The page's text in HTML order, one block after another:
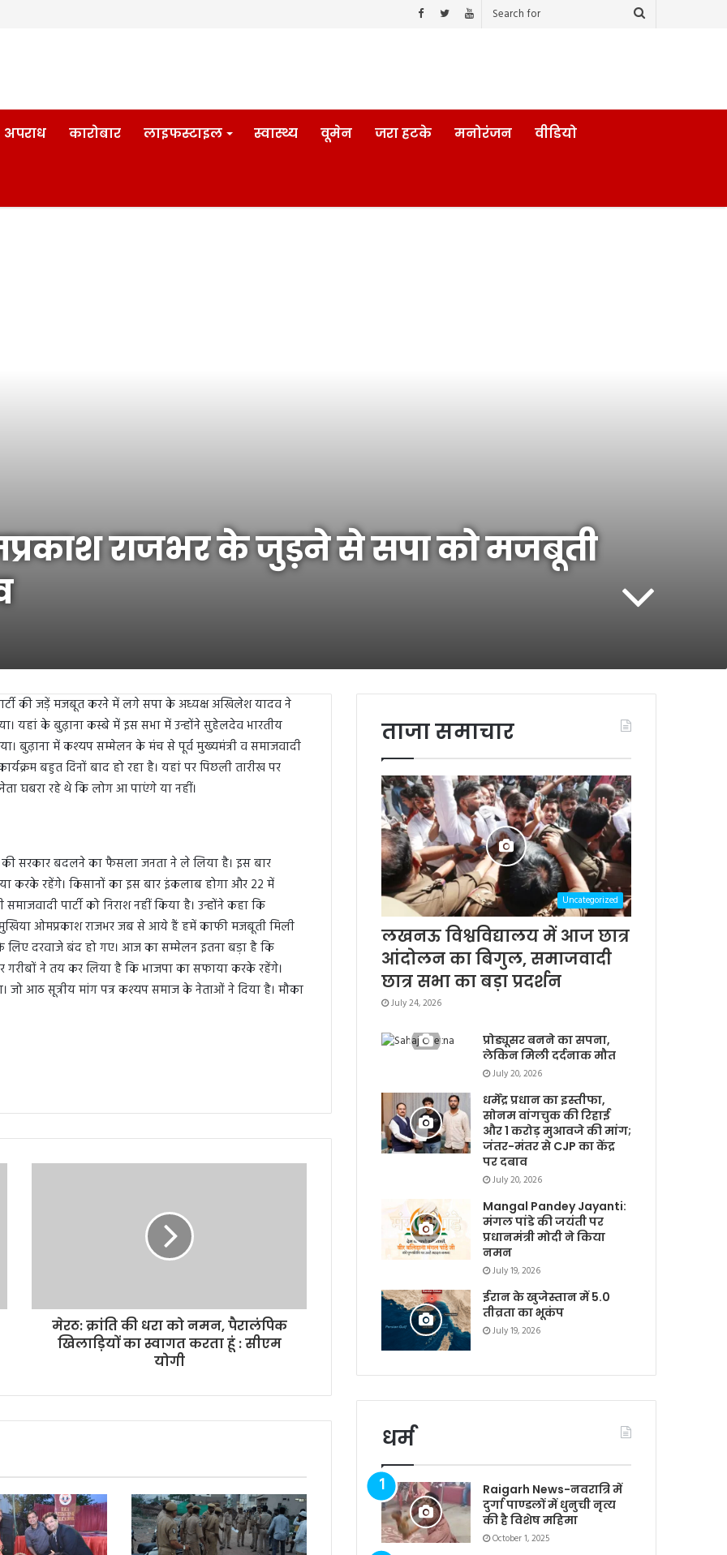
अपराध कारोबार लाइफस्टाइल स्वास्थ्य वूमेन जरा हटके मनोरंजन वीडियो
राजभर के जुड़ने से सपा को मजबूती
की जड़ें मजबूत करने में लगे सपा के अध्यक्ष अखिलेश यादव ने
यहां के बुढ़ाना कस्बे में इस सभा में उन्होंने सुहेलदेव भारतीय
बुढ़ाना में कश्यप सम्मेलन के मंच से पूर्व मुख्यमंत्री व समाजवादी
बहुत दिनों बाद हो रहा है। यहां पर पिछली तारीख पर
घबरा रहे थे कि लोग आ पाएंगे या नहीं।
सरकार बदलने का फैसला जनता ने ले लिया है। इस बार
करके रहेंगे। किसानों का इस बार इंकलाब होगा और 22 में
पार्टी को निराश नहीं किया है। उन्होंने कहा कि
मुखिया ओमप्रकाश राजभर जब से आये हैं हमें काफी मजबूती मिली
दरवाजे बंद हो गए। आज का सम्मेलन इतना बड़ा है कि
ने तय कर लिया है कि भाजपा का सफाया करके रहेंगे।
आठ सूत्रीय मांग पत्र कश्यप समाज के नेताओं ने दिया है। मौका
मेरठ: क्रांति की धरा को नमन, पैरालंपिक
खिलाड़ियों का स्वागत करता हूं : सीएम
योगी
ताजा समाचार
Uncategorized
लखनऊ विश्वविद्यालय में आज छात्र
आंदोलन का बिगुल, समाजवादी
छात्र सभा का बड़ा प्रदर्शन
July 24, 2026
प्रोड्यूसर बनने का सपना,
लेकिन मिली दर्दनाक मौत
July 20, 2026
धर्मेंद्र प्रधान का इस्तीफा,
सोनम वांगचुक की रिहाई
और 1 करोड़ मुआवजे की मांग;
जंतर-मंतर से CJP का केंद्र
पर दबाव
July 20, 2026
Mangal Pandey Jayanti:
मंगल पांडे की जयंती पर
प्रधानमंत्री मोदी ने किया
नमन
July 19, 2026
ईरान के खुजेस्तान में 5.0
तीव्रता का भूकंप
July 19, 2026
धर्म
Raigarh News-नवरात्रि में
दुर्गा पाण्डलों में धुनुची नृत्य
की है विशेष महिमा
October 1, 2025